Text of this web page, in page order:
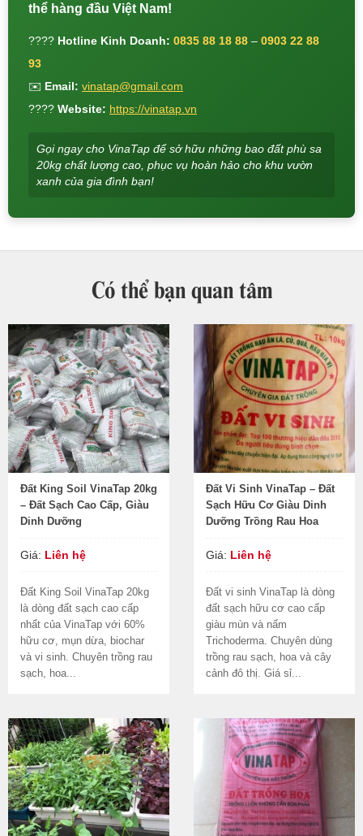
thể hàng đầu Việt Nam!
???? Hotline Kinh Doanh: 0835 88 18 88 – 0903 22 88
93
✉️ Email: vinatap@gmail.com
???? Website: https://vinatap.vn
Gọi ngay cho VinaTap để sở hữu những bao đất phù sa
20kg chất lượng cao, phục vụ hoàn hảo cho khu vườn
xanh của gia đình bạn!
Có thể bạn quan tâm
Đất King Soil VinaTap 20kg
– Đất Sạch Cao Cấp, Giàu
Dinh Dưỡng
Giá: Liên hệ
Đất King Soil VinaTap 20kg
là dòng đất sạch cao cấp
nhất của VinaTap với 60%
hữu cơ, mụn dừa, biochar
và vi sinh. Chuyên trồng rau
sạch, hoa...
Đất Vi Sinh VinaTap – Đất
Sạch Hữu Cơ Giàu Dinh
Dưỡng Trồng Rau Hoa
Giá: Liên hệ
Đất vi sinh VinaTap là dòng
đất sạch hữu cơ cao cấp
giàu mùn và nấm
Trichoderma. Chuyên dùng
trồng rau sạch, hoa và cây
cảnh đô thị. Giá sỉ...